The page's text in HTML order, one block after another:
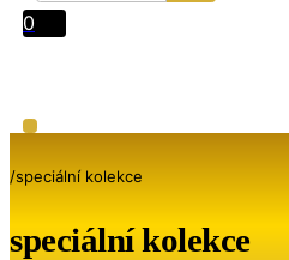
0
/speciální kolekce
speciální kolekce